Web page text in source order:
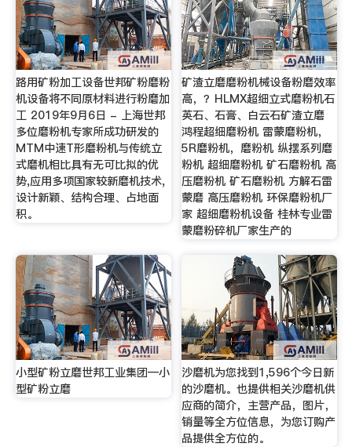
路用矿粉加工设备世邦矿粉磨粉
机设备将不同原材料进行粉磨加
工 2019年9月6日 - 上海世邦
多位磨粉机专家所成功研发的
MTM中速T形磨粉机与传统立
式磨机相比具有无可比拟的优
势,应用多项国家较新磨机技术,
设计新颖、结构合理、占地面
积。
矿渣立磨磨粉机械设备粉磨效率
高，？HLMX超细立式磨粉机石
英石、石膏、白云石矿渣立磨
鸿程超细磨粉机 雷蒙磨粉机，
5R磨粉机，磨粉机 纵摆系列磨
粉机 超细磨粉机 矿石磨粉机 高
压磨粉机 矿石磨粉机 方解石雷
蒙磨 高压磨粉机 环保磨粉机厂
家 超细磨粉机设备 桂林专业雷
蒙磨粉碎机厂家生产的
小型矿粉立磨世邦工业集团—小
型矿粉立磨
沙磨机为您找到1,596个今日新
的沙磨机。也提供相关沙磨机供
应商的简介，主营产品，图片，
销量等全方位信息，为您订购产
品提供全方位的。